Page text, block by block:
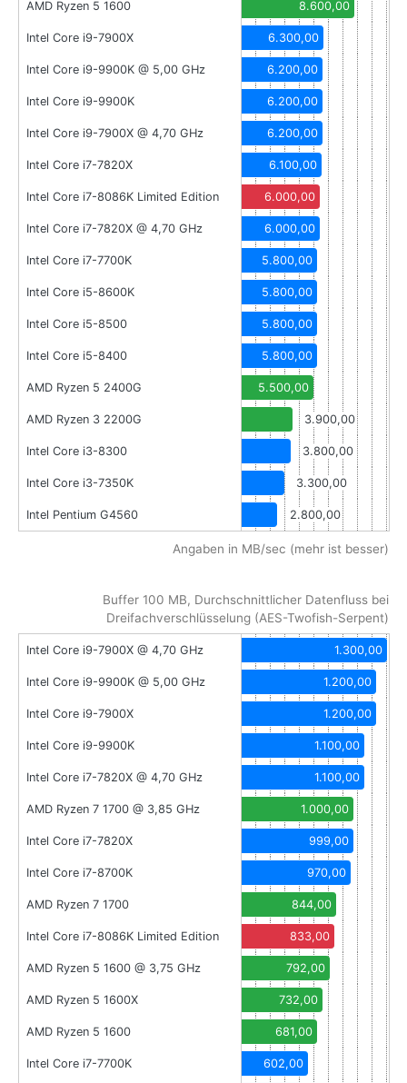
AMD Ryzen 5 1600 8.600,00
Intel Core i9-7900X 6.300,00
Intel Core i9-9900K @ 5,00 GHz 6.200,00
Intel Core i9-9900K 6.200,00
Intel Core i9-7900X @ 4,70 GHz 6.200,00
Intel Core i7-7820X 6.100,00
Intel Core i7-8086K Limited Edition 6.000,00
Intel Core i7-7820X @ 4,70 GHz 6.000,00
Intel Core i7-7700K 5.800,00
Intel Core i5-8600K 5.800,00
Intel Core i5-8500 5.800,00
Intel Core i5-8400 5.800,00
AMD Ryzen 5 2400G 5.500,00
AMD Ryzen 3 2200G 3.900,00
Intel Core i3-8300 3.800,00
Intel Core i3-7350K 3.300,00
Intel Pentium G4560 2.800,00
Angaben in MB/sec (mehr ist besser)
Buffer 100 MB, Durchschnittlicher Datenfluss bei
Dreifachverschlüsselung (AES-Twofish-Serpent)
Intel Core i9-7900X @ 4,70 GHz 1.300,00
Intel Core i9-9900K @ 5,00 GHz 1.200,00
Intel Core i9-7900X 1.200,00
Intel Core i9-9900K 1.100,00
Intel Core i7-7820X @ 4,70 GHz 1.100,00
AMD Ryzen 7 1700 @ 3,85 GHz 1.000,00
Intel Core i7-7820X 999,00
Intel Core i7-8700K 970,00
AMD Ryzen 7 1700 844,00
Intel Core i7-8086K Limited Edition 833,00
AMD Ryzen 5 1600 @ 3,75 GHz 792,00
AMD Ryzen 5 1600X 732,00
AMD Ryzen 5 1600 681,00
Intel Core i7-7700K 602,00